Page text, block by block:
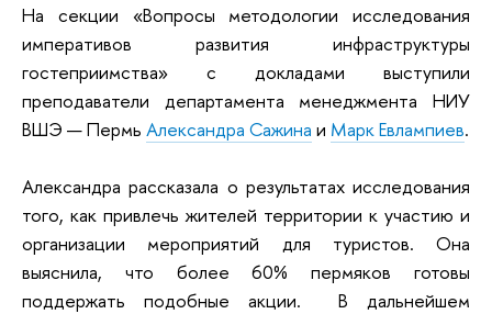
На секции «Вопросы методологии исследования
императивов развития инфраструктуры
гостеприимства» с докладами выступили
преподаватели департамента менеджмента НИУ
ВШЭ — Пермь Александра Сажина и Марк Евлампиев.
Александра рассказала о результатах исследования
того, как привлечь жителей территории к участию и
организации мероприятий для туристов. Она
выяснила, что более 60% пермяков готовы
поддержать подобные акции.
В дальнейшем